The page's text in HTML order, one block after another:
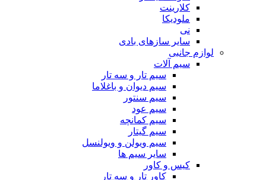
کلارینت
ملودیکا
نی
سایر سازهای بادی
لوازم جانبی
سیم آلات
سیم تار و سه تار
سیم دیوان و باغلاما
سیم سنتور
سیم عود
سیم کمانچه
سیم گیتار
سیم ویولن و ویولنسل
سایر سیم ها
کیس و کاور
کاور تار و سه تار